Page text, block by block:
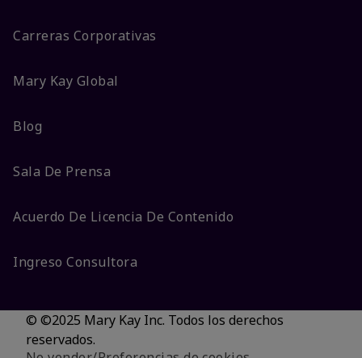
Carreras Corporativas
Mary Kay Global
Blog
Sala De Prensa
Acuerdo De Licencia De Contenido
Ingreso Consultora
© ©2025 Mary Kay Inc. Todos los derechos
reservados.